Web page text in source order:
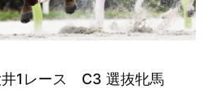
1レース C3 選抜牝馬